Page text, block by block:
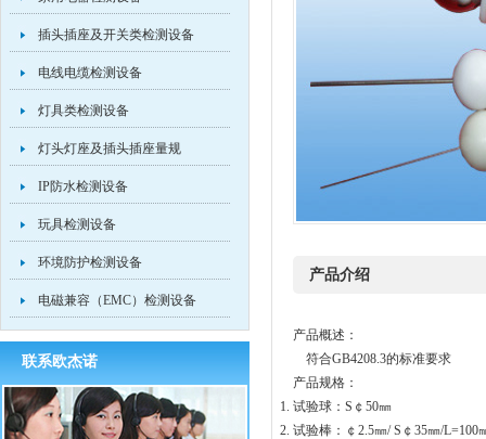
插头插座及开关类检测设备
电线电缆检测设备
灯具类检测设备
灯头灯座及插头插座量规
IP防水检测设备
玩具检测设备
环境防护检测设备
电磁兼容（EMC）检测设备
联系欧杰诺
产品介绍
产品概述：
符合GB4208.3的标准要求
产品规格：
试验球：S￠50㎜
试验棒：￠2.5㎜/ S￠35㎜/L=100